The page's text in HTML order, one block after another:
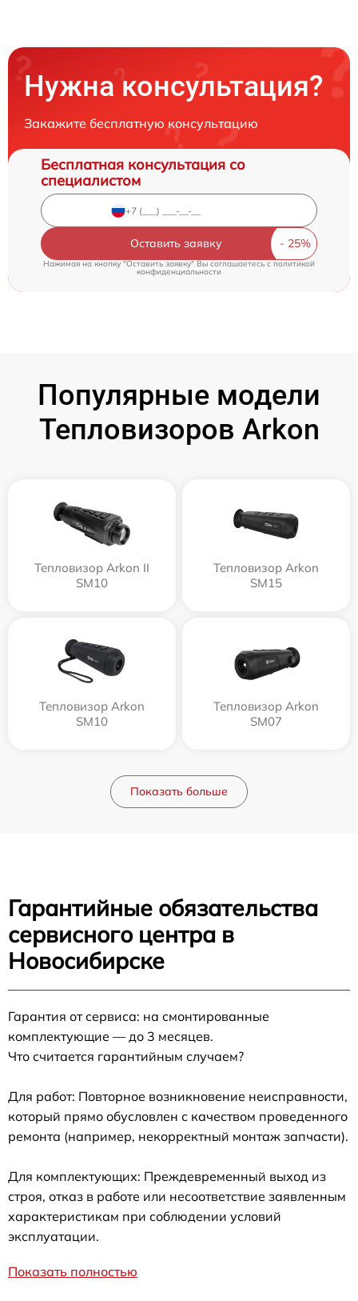
Нужна консультация?
Закажите бесплатную консультацию
Бесплатная консультация со
специалистом
Оставить заявку
Нажимая на кнопку "Оставить заявку" Вы соглашаетесь c политикой
конфиденциальности
Популярные модели
Тепловизоров Arkon
Тепловизор Arkon II
SM10
Тепловизор Arkon
SM15
Тепловизор Arkon
SM10
Тепловизор Arkon
SM07
Показать больше
Гарантийные обязательства
сервисного центра в
Новосибирске
Гарантия от сервиса: на смонтированные
комплектующие — до 3 месяцев.
Что считается гарантийным случаем?
Для работ: Повторное возникновение неисправности,
который прямо обусловлен с качеством проведенного
ремонта (например, некорректный монтаж запчасти).
Для комплектующих: Преждевременный выход из
строя, отказ в работе или несоответствие заявленным
характеристикам при соблюдении условий
эксплуатации.
Показать полностью